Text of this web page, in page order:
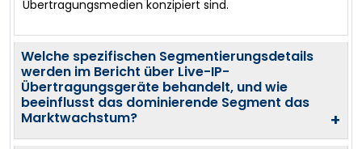
Übertragungsmedien konzipiert sind.
Welche spezifischen Segmentierungsdetails
werden im Bericht über Live-IP-
Übertragungsgeräte behandelt, und wie
beeinflusst das dominierende Segment das
Marktwachstum?
+